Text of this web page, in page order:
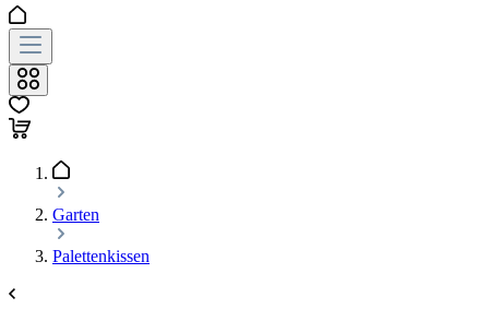
Garten
Palettenkissen